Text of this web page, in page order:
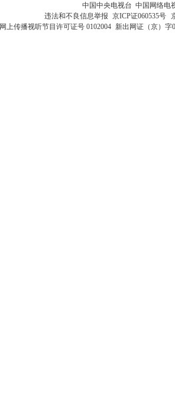
中国中央电视台 中国网络电
违法和不良信息举报 京ICP证060535号
网上传播视听节目许可证号 0102004 新出网证（京）